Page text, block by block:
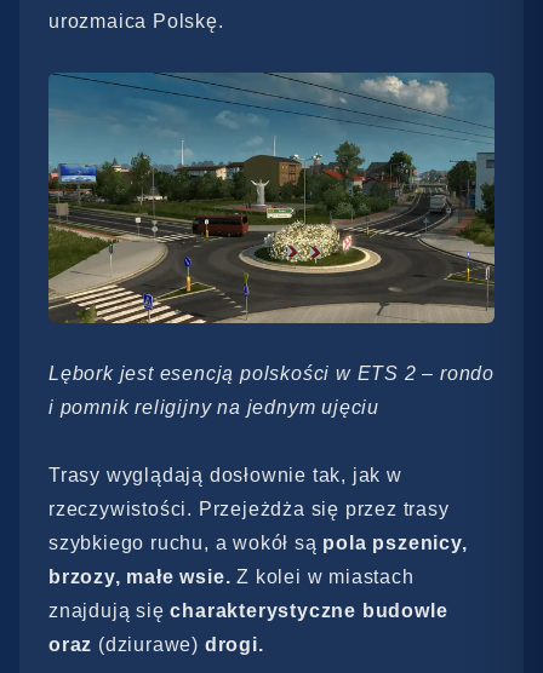
urozmaica Polskę.
Lębork jest esencją polskości w ETS 2 – rondo
i pomnik religijny na jednym ujęciu
Trasy wyglądają dosłownie tak, jak w
rzeczywistości. Przejeżdża się przez trasy
szybkiego ruchu, a wokół są pola pszenicy,
brzozy, małe wsie. Z kolei w miastach
znajdują sięcharakterystyczne budowle
oraz (dziurawe) drogi.